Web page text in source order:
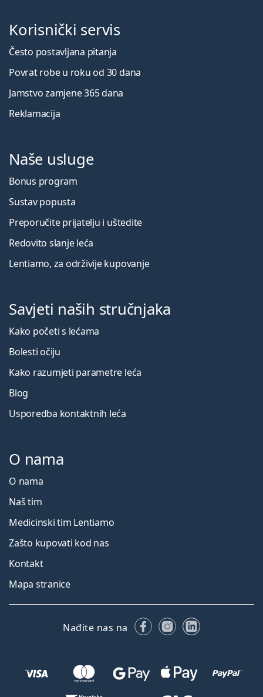
Korisnički servis
Često postavljana pitanja
Povrat robe u roku od 30 dana
Jamstvo zamjene 365 dana
Reklamacija
Naše usluge
Bonus program
Sustav popusta
Preporučite prijatelju i uštedite
Redovito slanje leća
Lentiamo, za održivije kupovanje
Savjeti naših stručnjaka
Kako početi s lećama
Bolesti očiju
Kako razumjeti parametre leća
Blog
Usporedba kontaktnih leća
O nama
O nama
Naš tim
Medicinski tim Lentiamo
Zašto kupovati kod nas
Kontakt
Mapa stranice
Nađite nas na FacebookuInstagramu
LinkedIn